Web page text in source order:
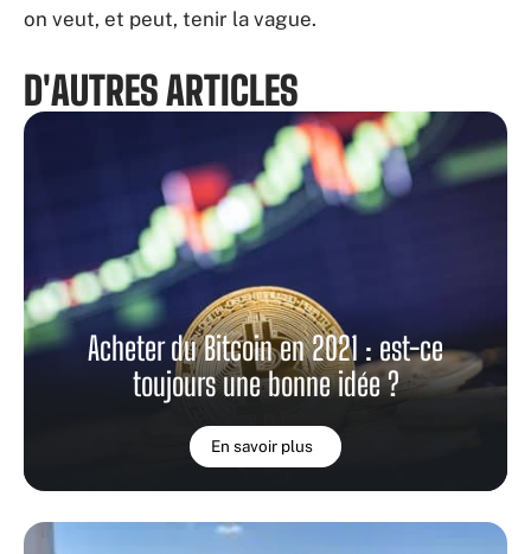
on veut, et peut, tenir la vague.
D'AUTRES ARTICLES
Acheter du Bitcoin en 2021 : est-ce
toujours une bonne idée ?
En savoir plus